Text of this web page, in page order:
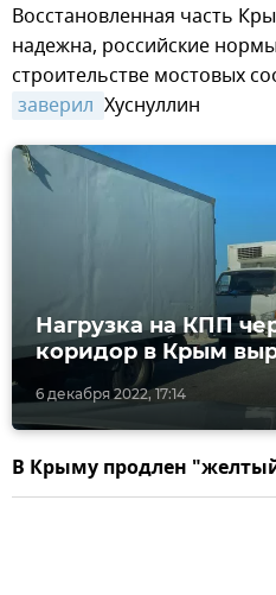
Восстановленная часть
надежна, российские
строительстве мостовых
заверил Хуснуллин
6 декабря 2022, 17:14
Нагрузка на КПП
коридор в Крым
В Крыму продлен